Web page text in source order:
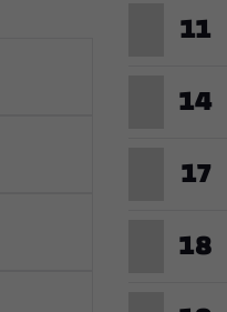
11
14
17
18